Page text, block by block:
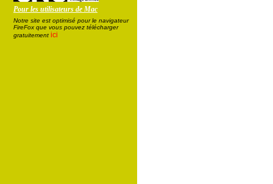
Pour les utilisateurs de Mac
Notre site est optimisé pour le navigateur
FireFox que vous pouvez télécharger
gratuitement ici